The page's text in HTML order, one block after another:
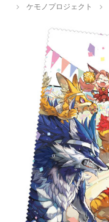
ケモノプロジェクト